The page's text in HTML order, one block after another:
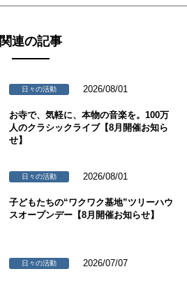
関連の記事
日々の活動 2026/08/01
お寺で、気軽に、本物の音楽を。100万
人のクラシックライブ【8月開催お知ら
せ】
日々の活動 2026/08/01
子どもたちの“ワクワク基地”ツリーハウ
スオープンデー【8月開催お知らせ】
日々の活動 2026/07/07